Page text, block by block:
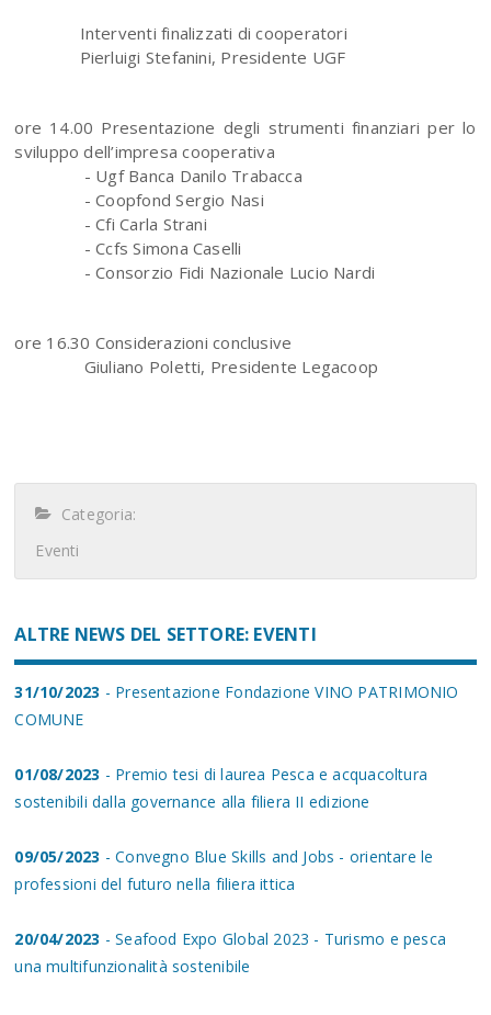
Interventi finalizzati di cooperatori
Pierluigi Stefanini, Presidente UGF
ore 14.00 Presentazione degli strumenti finanziari per lo
sviluppo dell’impresa cooperativa
- Ugf Banca Danilo Trabacca
- Coopfond Sergio Nasi
- Cfi Carla Strani
- Ccfs Simona Caselli
- Consorzio Fidi Nazionale Lucio Nardi
ore 16.30 Considerazioni conclusive
Giuliano Poletti, Presidente Legacoop
Categoria:
Eventi
ALTRE NEWS DEL SETTORE: EVENTI
31/10/2023 - Presentazione Fondazione VINO PATRIMONIO
COMUNE
01/08/2023 - Premio tesi di laurea Pesca e acquacoltura
sostenibili dalla governance alla filiera II edizione
09/05/2023 - Convegno Blue Skills and Jobs - orientare le
professioni del futuro nella filiera ittica
20/04/2023 - Seafood Expo Global 2023 - Turismo e pesca
una multifunzionalità sostenibile